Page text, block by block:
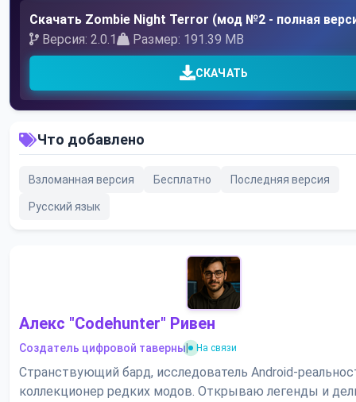
Скачать Zombie Night Terror (мод №2 - полная
Версия: 2.0.1
Размер: 191.39 MB
СКАЧАТЬ
Что добавлено
Взломанная версия Бесплатно Последняя версия
Русский язык
Алекс "Codehunter" Ривен
Создатель цифровой таверны На связи
Странствующий бард, исследователь Android-
коллекционер редких модов. Открываю легенды и